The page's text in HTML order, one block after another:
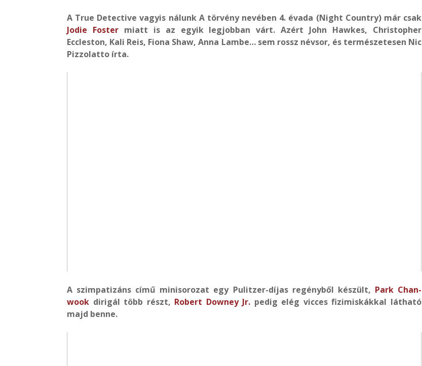
A True Detective vagyis nálunk A törvény nevében 4. évada (Night Country) már csak
Jodie Fostermiatt is az egyik legjobban várt. Azért John Hawkes, Christopher
Eccleston, Kali Reis, Fiona Shaw, Anna Lambe… sem rossz névsor, és természetesen Nic
Pizzolatto írta.
A szimpatizáns című minisorozat egy Pulitzer-díjas regényből készült, Park Chan-
wook dirigál több részt, Robert Downey Jr. pedig elég vicces fizimiskákkal látható
majd benne.